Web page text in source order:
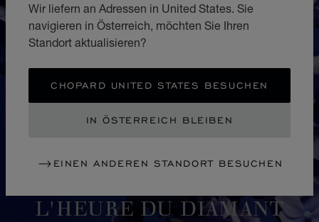
Wir liefern an Adressen in United States. Sie
navigieren in Österreich, möchten Sie Ihren
Standort aktualisieren?
CHOPARD UNITED STATES BESUCHEN
IN ÖSTERREICH BLEIBEN
EINEN ANDEREN STANDORT BESUCHEN
L'HEURE DU DIAMANT